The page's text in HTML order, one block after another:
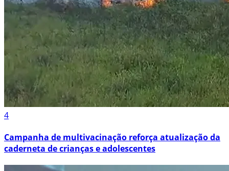
4
Campanha de multivacinação reforça atualização da
caderneta de crianças e adolescentes